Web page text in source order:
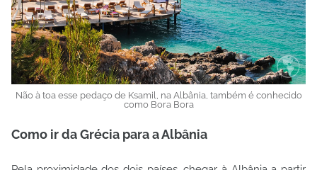
Não à toa esse pedaço de Ksamil, na Albânia, também é conhecido
como Bora Bora
Como ir da Grécia para a Albânia